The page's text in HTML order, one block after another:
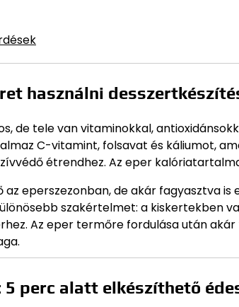
használni
de tele van vitaminokkal,
C-vitamint, folsavat és káliumot,
étrendhez. Az eper
eperszezonban, de akár fagyasztva
szakértelmet: a kiskertekben
Az eper termőre fordulása után
5 perc alatt elkészíthető